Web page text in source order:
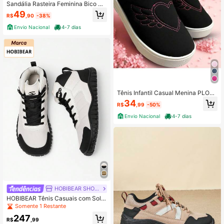
Sandália Rasteira Feminina Bico Qu
adrado VLRAST02 - Pedra
R$49 ,90 -38%
Envio Nacional
4-7 dias
HOBIBEAR SHOES
HOBIBEAR Tênis Casuais com Sola
de Borracha Leve e Macia de Largu
ra Ampla, Sapatos Confortáveis par
a Caminhada ao Ar Livre para Hom
Somente 1 Restante
R$247 ,99
Tênis Infantil Casual Menina PLOC
- Coração Alado
R$34,99 -50%
Envio Nacional
4-7 dias